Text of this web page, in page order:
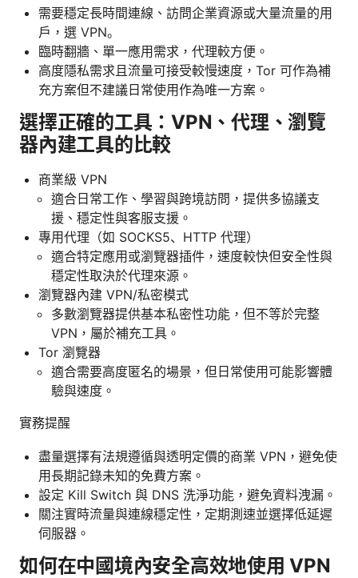
需要穩定長時間連線、訪問企業資源或大量流量的用
戶，選 VPN。
臨時翻牆、單一應用需求，代理較方便。
高度隱私需求且流量可接受較慢速度，Tor 可作為補
充方案但不建議日常使用作為唯一方案。
選擇正確的工具：VPN、代理、瀏覽
器內建工具的比較
商業級 VPN
適合日常工作、學習與跨境訪問，提供多協議支
援、穩定性與客服支援。
專用代理（如 SOCKS5、HTTP 代理）
適合特定應用或瀏覽器插件，速度較快但安全性與
穩定性取決於代理來源。
瀏覽器內建 VPN/私密模式
多數瀏覽器提供基本私密性功能，但不等於完整
VPN，屬於補充工具。
Tor 瀏覽器
適合需要高度匿名的場景，但日常使用可能影響體
驗與速度。
實務提醒
盡量選擇有法規遵循與透明定價的商業 VPN，避免使
用長期記錄未知的免費方案。
設定 Kill Switch 與 DNS 洗淨功能，避免資料洩漏。
關注實時流量與連線穩定性，定期測速並選擇低延遲
伺服器。
如何在中國境內安全高效地使用 VPN